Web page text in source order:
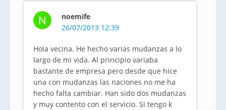
N
noemife
26/07/2013 12:39
Hola vecina. He hecho varias mudanzas a lo
largo de mi vida. Al principio variaba
bastante de empresa pero desde que hice
una con mudanzas las naciones no me ha
hecho falta cambiar. Han sido dos mudanzas
y muy contento con el servicio. Si tengo k